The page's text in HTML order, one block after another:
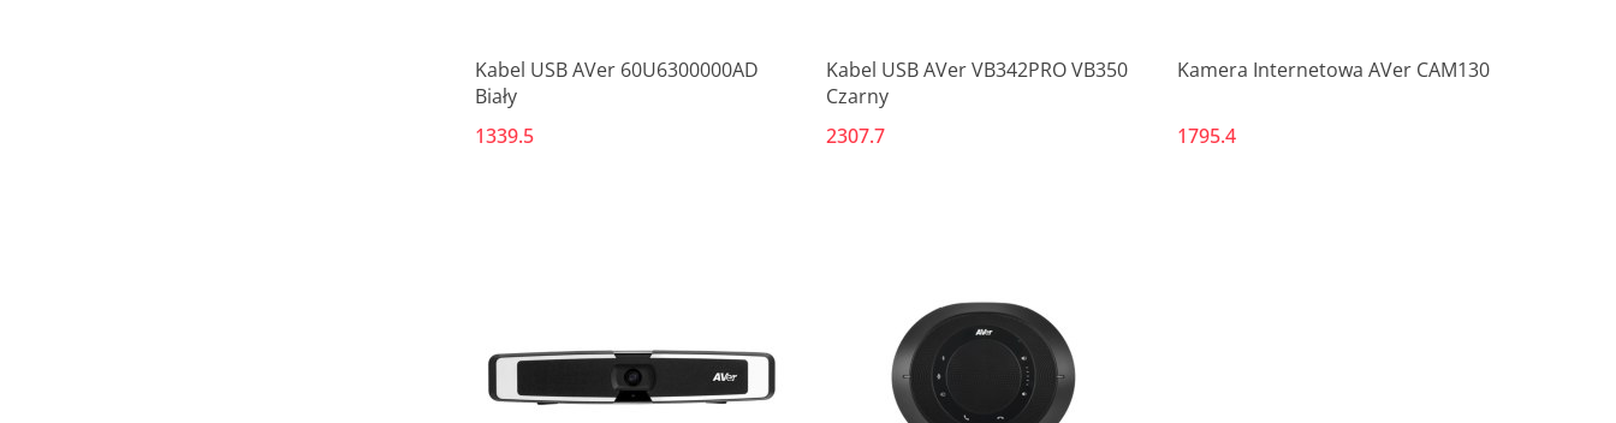
Produkt niedostępny
Kabel USB AVer 60U6300000AD
Biały
1339.5
Produkt niedostępny
Kabel USB AVer VB342PRO VB350
Czarny
2307.7
Produkt niedostępny
Kamera Internetowa AVer CAM130
1795.4